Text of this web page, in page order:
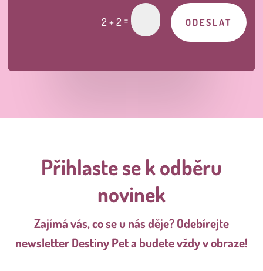
2 + 2 = ODESLAT
Přihlaste se k odběru
novinek
Zajímá vás, co se u nás děje? Odebírejte
newsletter Destiny Pet a budete vždy v obraze!